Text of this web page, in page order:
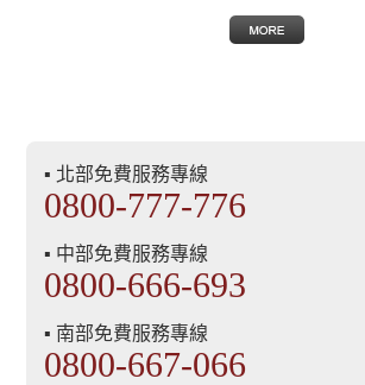
▪ 北部免費服務專線
0800-777-776
▪ 中部免費服務專線
0800-666-693
▪ 南部免費服務專線
0800-667-066